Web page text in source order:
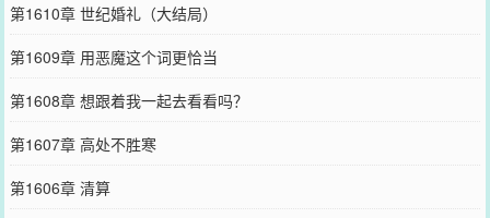
第1610章 世纪婚礼（大结局）
第1609章 用恶魔这个词更恰当
第1608章 想跟着我一起去看看吗？
第1607章 高处不胜寒
第1606章 清算